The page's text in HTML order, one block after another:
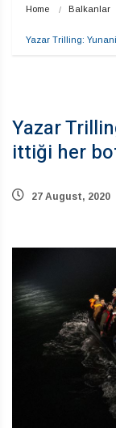
Home Balkanlar
Yazar Trilling:
Yazar
ittiği her
27 August, 2020